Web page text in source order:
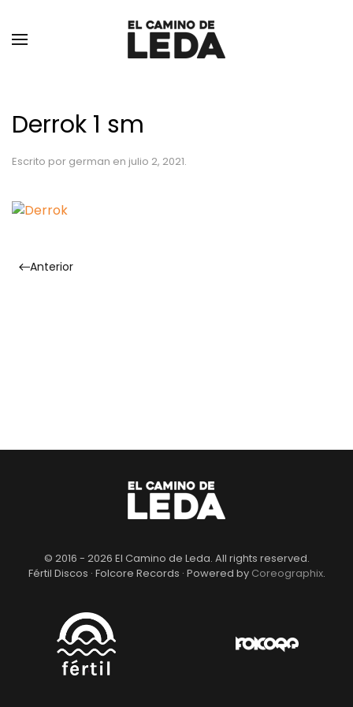
Ir al contenido principal
Derrok 1 sm
Escrito por german en julio 2, 2021.
Anterior
© 2016 - 2026 El Camino de Leda. All rights reserved.
Fértil Discos · Folcore Records · Powered by Coreographix.